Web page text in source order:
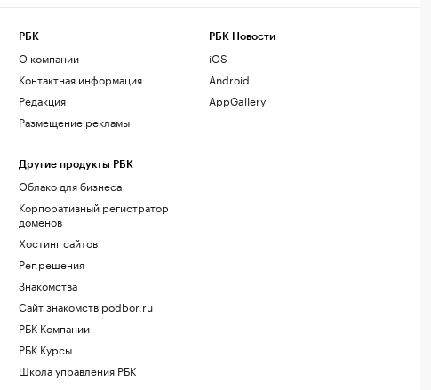
РБК
О компании
Контактная информация
Редакция
Размещение рекламы
Другие продукты РБК
Облако для бизнеса
Корпоративный регистратор
доменов
Хостинг сайтов
Рег.решения
Знакомства
Сайт знакомств podbor.ru
РБК Компании
РБК Курсы
Школа управления РБК
РБК Новости
iOS
Android
AppGallery